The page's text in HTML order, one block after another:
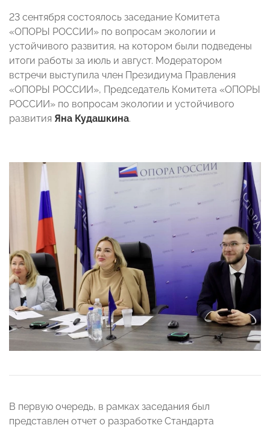
23 сентября состоялось заседание Комитета
«ОПОРЫ РОССИИ» по вопросам экологии и
устойчивого развития, на котором были подведены
итоги работы за июль и август. Модератором
встречи выступила член Президиума Правления
«ОПОРЫ РОССИИ», Председатель Комитета «ОПОРЫ
РОССИИ» по вопросам экологии и устойчивого
развития Яна Кудашкина.
В первую очередь, в рамках заседания был
представлен отчет о разработке Стандарта